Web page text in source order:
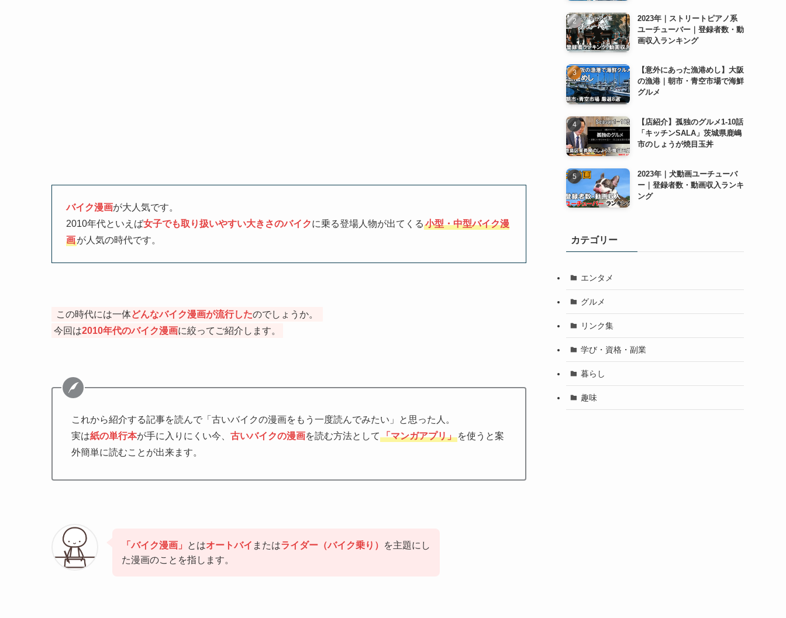
バイク漫画が大人気です。
2010年代といえば女子でも取り扱いやすい大きさのバイクに乗る登場人物が出てくる 小型・中型バイク漫
画が人気の時代です。
この時代には一体どんなバイク漫画が流行したのでしょうか。
今回は2010年代のバイク漫画に絞ってご紹介します。
これから紹介する記事を読んで「古いバイクの漫画をもう一度読んでみたい」と思った人。
実は紙の単行本が手に入りにくい今、 古いバイクの漫画を読む方法として 「マンガアプリ」 を使うと案
外簡単に読むことが出来ます。
「バイク漫画」 とはオートバイ またはライダー（バイク乗り）
を主題にし
た漫画のことを指します。
2023年｜ストリートピアノ系
ユーチューバー｜登録者数・動
画収入ランキング
【意外にあった漁港めし】大阪
の漁港｜朝市・青空市場で海鮮
グルメ
【店紹介】孤独のグルメ1-10話
「キッチンSALA」茨城県鹿嶋
市のしょうが焼目玉丼
2023年｜犬動画ユーチューバ
ー｜登録者数・動画収入ランキ
ング
カテゴリー
エンタメ
グルメ
リンク集
学び・資格・副業
暮らし
趣味